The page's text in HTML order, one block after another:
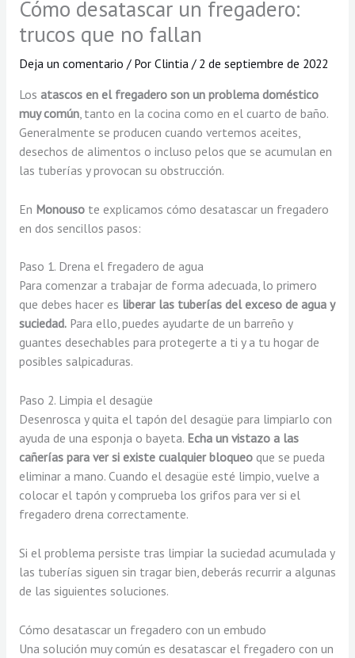
Cómo desatascar un fregadero:
trucos que no fallan
Deja un comentario / Por Clintia / 2 de septiembre de 2022
Los atascos en el fregadero son un problema doméstico
muy común, tanto en la cocina como en el cuarto de baño.
Generalmente se producen cuando vertemos aceites,
desechos de alimentos o incluso pelos que se acumulan en
las tuberías y provocan su obstrucción.
En Monousote explicamos cómo desatascar un fregadero
en dos sencillos pasos:
Paso 1. Drena el fregadero de agua
Para comenzar a trabajar de forma adecuada, lo primero
que debes hacer es liberar las tuberías del exceso de agua y
suciedad.Para ello, puedes ayudarte de un barreño y
guantes desechables para protegerte a ti y a tu hogar de
posibles salpicaduras.
Paso 2. Limpia el desagüe
Desenrosca y quita el tapón del desagüe para limpiarlo con
ayuda de una esponja o bayeta. Echa un vistazo a las
cañerías para ver si existe cualquier bloqueoque se pueda
eliminar a mano. Cuando el desagüe esté limpio, vuelve a
colocar el tapón y comprueba los grifos para ver si el
fregadero drena correctamente.
Si el problema persiste tras limpiar la suciedad acumulada y
las tuberías siguen sin tragar bien, deberás recurrir a algunas
de las siguientes soluciones.
Cómo desatascar un fregadero con un embudo
Una solución muy común es desatascar el fregadero con un